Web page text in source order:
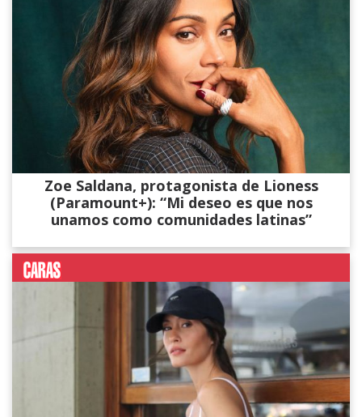
Zoe Saldana, protagonista de Lioness
(Paramount+): “Mi deseo es que nos
unamos como comunidades latinas”